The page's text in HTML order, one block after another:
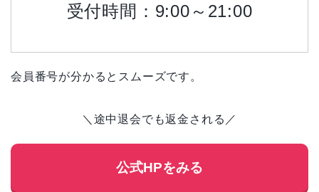
受付時間：9:00～21:00
会員番号が分かるとスムーズです。
＼途中退会でも返金される ／
公式HPをみる